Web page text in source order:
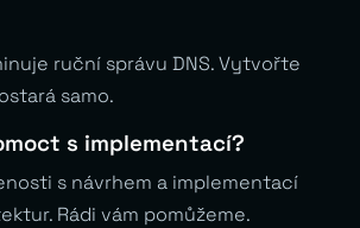
ruční správu DNS. Vytvořte
samo.
s implementací?
s návrhem a implementací
Rádi vám pomůžeme.